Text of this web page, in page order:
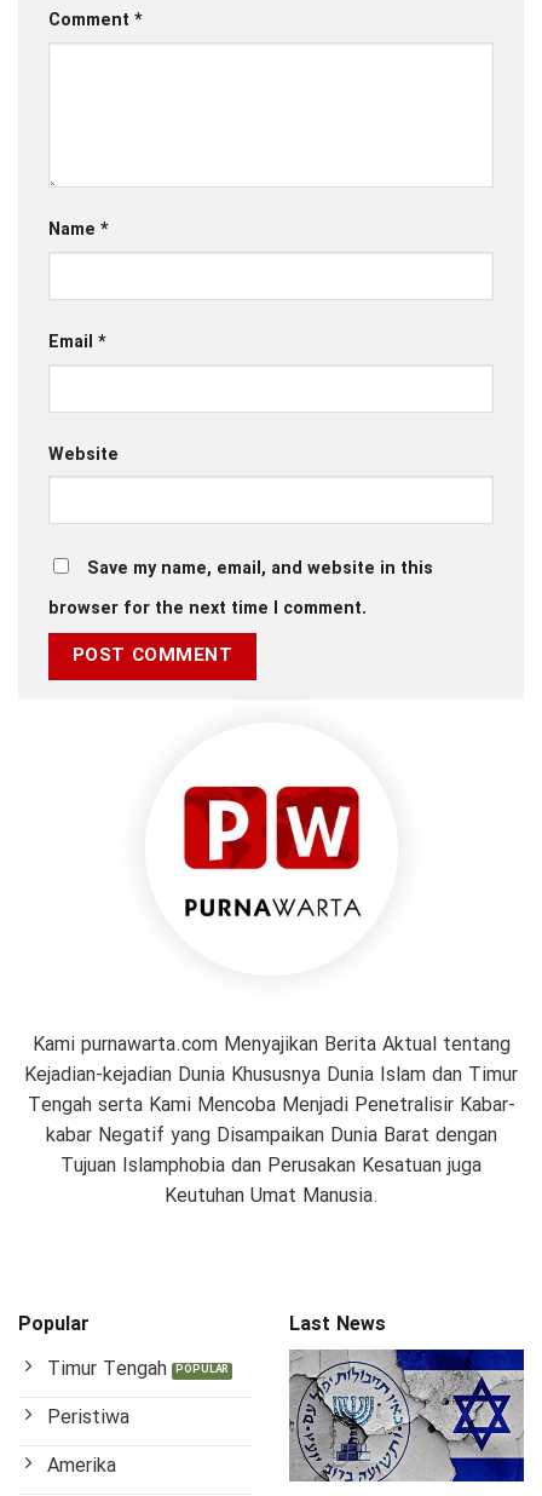
Comment *
Name *
Email *
Website
Save my name, email, and website in this
browser for the next time I comment.
Kami purnawarta.com Menyajikan Berita Aktual tentang
Kejadian-kejadian Dunia Khususnya Dunia Islam dan Timur
Tengah serta Kami Mencoba Menjadi Penetralisir Kabar-
kabar Negatif yang Disampaikan Dunia Barat dengan
Tujuan Islamphobia dan Perusakan Kesatuan juga
Keutuhan Umat Manusia.
Popular
Timur Tengah
Peristiwa
Amerika
Last News